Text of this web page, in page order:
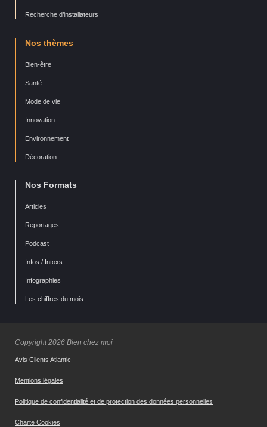
Recherche d’installateurs
Nos thèmes
Bien-être
Santé
Mode de vie
Innovation
Environnement
Décoration
Nos Formats
Articles
Reportages
Podcast
Infos / Intoxs
Infographies
Les chiffres du mois
Copyright 2026 Bien chez moi
Avis Clients Atlantic
Mentions légales
Politique de confidentialité et de protection des données personnelles
Charte Cookies